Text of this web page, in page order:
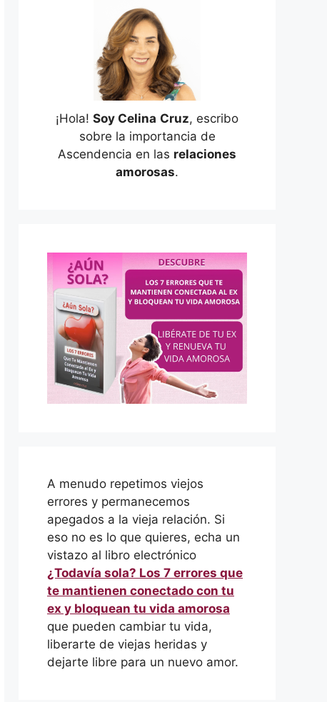
¡Hola! Soy Celina Cruz, escribo
sobre la importancia de
Ascendencia en las relaciones
amorosas.
A menudo repetimos viejos
errores y permanecemos
apegados a la vieja relación. Si
eso no es lo que quieres, echa un
vistazo al libro electrónico
¿Todavía sola? Los 7 errores que
te mantienen conectado con tu
ex y bloquean tu vida amorosa
que pueden cambiar tu vida,
liberarte de viejas heridas y
dejarte libre para un nuevo amor.